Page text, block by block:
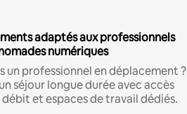
adaptés aux professionnels
numériques
un professionnel en déplacement ?
séjour longue durée avec accès
et espaces de travail dédiés.